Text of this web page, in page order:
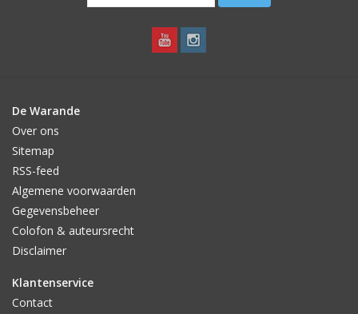
De Warande
Over ons
Sitemap
RSS-feed
Algemene voorwaarden
Gegevensbeheer
Colofon & auteursrecht
Disclaimer
Klantenservice
Contact